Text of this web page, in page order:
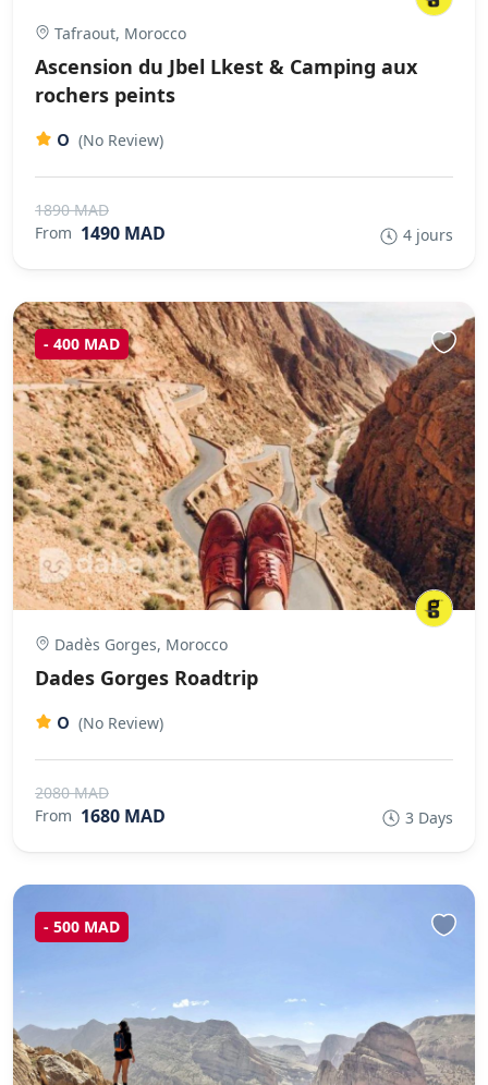
Tafraout, Morocco
Ascension du Jbel Lkest & Camping aux
rochers peints
0 (No Review)
1890 MAD
From 1490 MAD 4 jours
- 400 MAD
Dadès Gorges, Morocco
Dades Gorges Roadtrip
0 (No Review)
2080 MAD
From 1680 MAD 3 Days
- 500 MAD